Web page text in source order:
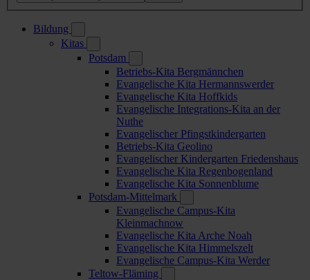
Bildung
Kitas
Potsdam
Betriebs-Kita Bergmännchen
Evangelische Kita Hermannswerder
Evangelische Kita Hoffkids
Evangelische Integrations-Kita an der
Nuthe
Evangelischer Pfingstkindergarten
Betriebs-Kita Geolino
Evangelischer Kindergarten Friedenshaus
Evangelische Kita Regenbogenland
Evangelische Kita Sonnenblume
Potsdam-Mittelmark
Evangelische Campus-Kita
Kleinmachnow
Evangelische Kita Arche Noah
Evangelische Kita Himmelszelt
Evangelische Campus-Kita Werder
Teltow-Fläming